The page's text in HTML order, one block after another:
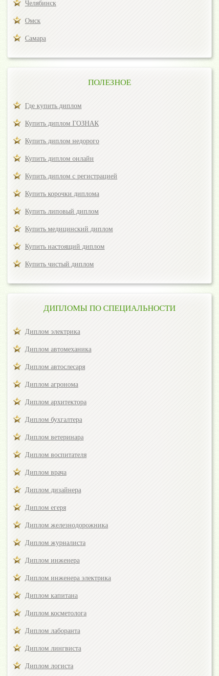
Челябинск
Омск
Самара
ПОЛЕЗНОЕ
Где купить диплом
Купить диплом ГОЗНАК
Купить диплом недорого
Купить диплом онлайн
Купить диплом с регистрацией
Купить корочки диплома
Купить липовый диплом
Купить медицинский диплом
Купить настоящий диплом
Купить чистый диплом
ДИПЛОМЫ ПО СПЕЦИАЛЬНОСТИ
Диплом электрика
Диплом автомеханика
Диплом автослесаря
Диплом агронома
Диплом архитектора
Диплом бухгалтера
Диплом ветеринара
Диплом воспитателя
Диплом врача
Диплом дизайнера
Диплом егеря
Диплом железнодорожника
Диплом журналиста
Диплом инженера
Диплом инженера электрика
Диплом капитана
Диплом косметолога
Диплом лаборанта
Диплом лингвиста
Диплом логиста